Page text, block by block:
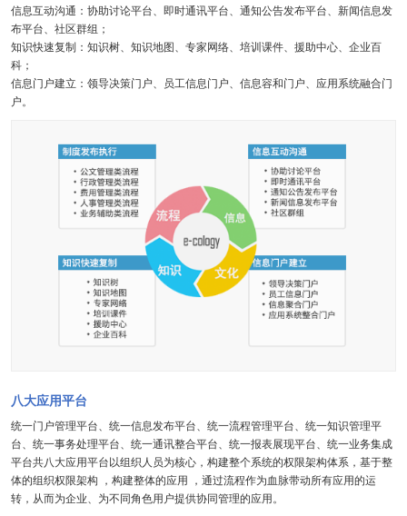
信息互动沟通：协助讨论平台、即时通讯平台、通知公告发布平台、新闻信息发
布平台、社区群组；
知识快速复制：知识树、知识地图、专家网络、培训课件、援助中心、企业百
科；
信息门户建立：领导决策门户、员工信息门户、信息容和门户、应用系统融合门
户。
八大应用平台
统一门户管理平台、统一信息发布平台、统一流程管理平台、统一知识管理平
台、统一事务处理平台、统一通讯整合平台、统一报表展现平台、统一业务集成
平台共八大应用平台以组织人员为核心，构建整个系统的权限架构体系，基于整
体的组织权限架构 ，构建整体的应用 ，通过流程作为血脉带动所有应用的运
转，从而为企业、为不同角色用户提供协同管理的应用。